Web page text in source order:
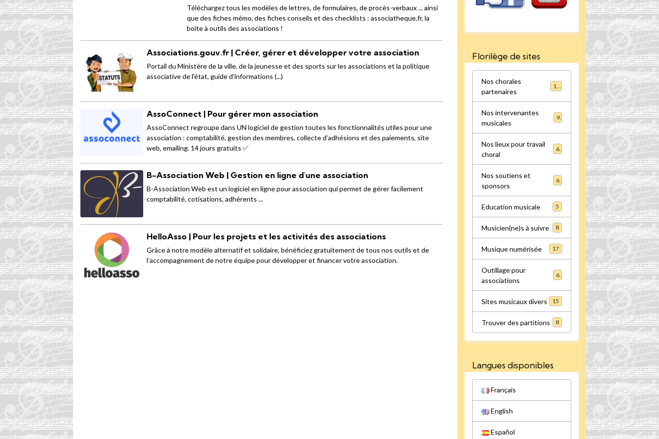
Téléchargez tous les modèles de lettres, de formulaires, de procès-verbaux ... ainsi
que des fiches mémo, des fiches conseils et des checklists : associatheque.fr, la
boite à outils des associations !
Associations.gouv.fr | Créer, gérer et développer votre association
Portail du Ministère de la ville, de la jeunesse et des sports sur les associations et la politique
associative de l'état, guide d'informations (...)
AssoConnect | Pour gérer mon association
AssoConnect regroupe dans UN logiciel de gestion toutes les fonctionnalités utiles pour une
association : comptabilité, gestion des membres, collecte d’adhésions et des paiements, site
web, emailing. 14 jours gratuits ✅
B-Association Web | Gestion en ligne d'une association
B-Association Web est un logiciel en ligne pour association qui permet de gérer facilement
comptabilité, cotisations, adhérents ...
HelloAsso | Pour les projets et les activités des associations
Grâce à notre modèle alternatif et solidaire, bénéficiez gratuitement de tous nos outils et de
l’accompagnement de notre équipe pour développer et financer votre association.
Florilège de sites
Nos chorales
partenaires
Nos intervenantes
musicales
9
Nos lieux pour travail
choral
Nos soutiens et
sponsors
6
Education musicale 5
Musicien(ne)s à suivre 8
Musique numérisée 17
Outillage pour
associations
Sites musicaux divers 15
Trouver des partitions 8
Langues disponibles
Français
English
Español